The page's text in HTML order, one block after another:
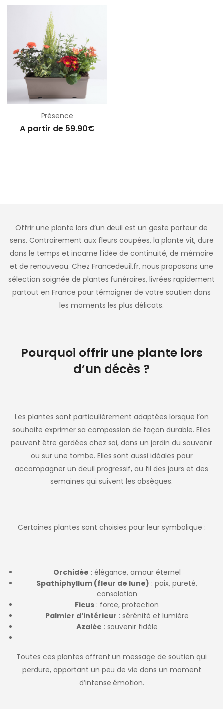
Présence
A partir de 59.90€
Offrir une plante lors d’un deuil est un geste porteur de
sens. Contrairement aux fleurs coupées, la plante vit, dure
dans le temps et incarne l’idée de continuité, de mémoire
et de renouveau. Chez Francedeuil.fr, nous proposons une
sélection soignée de plantes funéraires, livrées rapidement
partout en France pour témoigner de votre soutien dans
les moments les plus délicats.
Pourquoi offrir une plante lors
d’un décès ?
Les plantes sont particulièrement adaptées lorsque l’on
souhaite exprimer sa compassion de façon durable. Elles
peuvent être gardées chez soi, dans un jardin du souvenir
ou sur une tombe. Elles sont aussi idéales pour
accompagner un deuil progressif, au fil des jours et des
semaines qui suivent les obsèques.
Certaines plantes sont choisies pour leur symbolique :
Orchidée : élégance, amour éternel
Spathiphyllum (fleur de lune) : paix, pureté,
consolation
Ficus : force, protection
Palmier d’intérieur : sérénité et lumière
Azalée : souvenir fidèle
Toutes ces plantes offrent un message de soutien qui
perdure, apportant un peu de vie dans un moment
d’intense émotion.